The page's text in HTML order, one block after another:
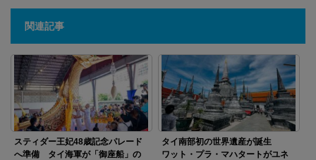
関連記事
スティダー王妃48歳記念パレード
へ準備 タイ海軍が「御座船」の
タイ南部初の世界遺産が誕生
ワット・プラ・マハタートがユネ